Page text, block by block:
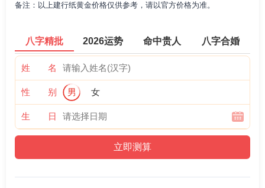
备注：以上建行纸黄金价格仅供参考，请以官方价格为准。
八字精批 2026运势 命中贵人 八字合婚
姓 名
性 别 男 女
生 日